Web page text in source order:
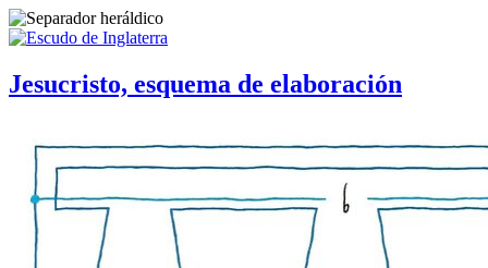
Jesucristo, esquema de elaboración